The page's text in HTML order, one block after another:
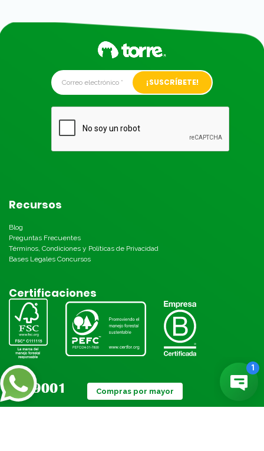
Alternative:
Recursos
Blog
Preguntas Frecuentes
Términos, Condiciones y Políticas de Privacidad
Bases Legales Concursos
Certificaciones
Compras por mayor